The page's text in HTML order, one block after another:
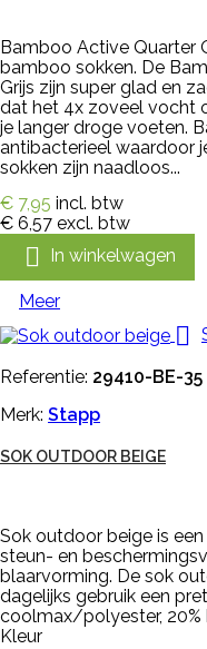
Bamboo Active Quarter
bamboo sokken. De
Grijs zijn super glad en
dat het 4x zoveel vocht
je langer droge voeten.
antibacterieel waardoor
sokken zijn naadloos...
€ 7,95 incl. btw
€ 6,57 excl. btw
 In winkelwagen
Meer

Referentie: 29410-BE-35
Merk: Stapp
SOK OUTDOOR BEIGE
Sok outdoor beige is
steun- en
blaarvorming. De sok
dagelijks gebruik een
coolmax/polyester, 20%
Kleur